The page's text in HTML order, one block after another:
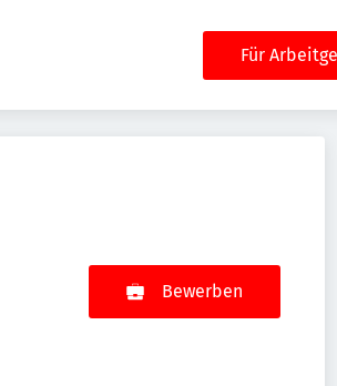
Für
Bewerben